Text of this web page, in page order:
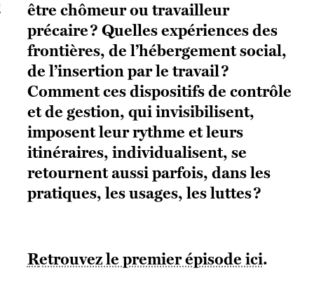
politique et critique de la technologie
être chômeur ou travailleur
précaire ? Quelles expériences des
frontières, de l’hébergement social,
de l’insertion par le travail ?
Comment ces dispositifs de contrôle
et de gestion, qui invisibilisent,
imposent leur rythme et leurs
itinéraires, individualisent, se
retournent aussi parfois, dans les
pratiques, les usages, les luttes ?
Retrouvez le premier épisode ici.